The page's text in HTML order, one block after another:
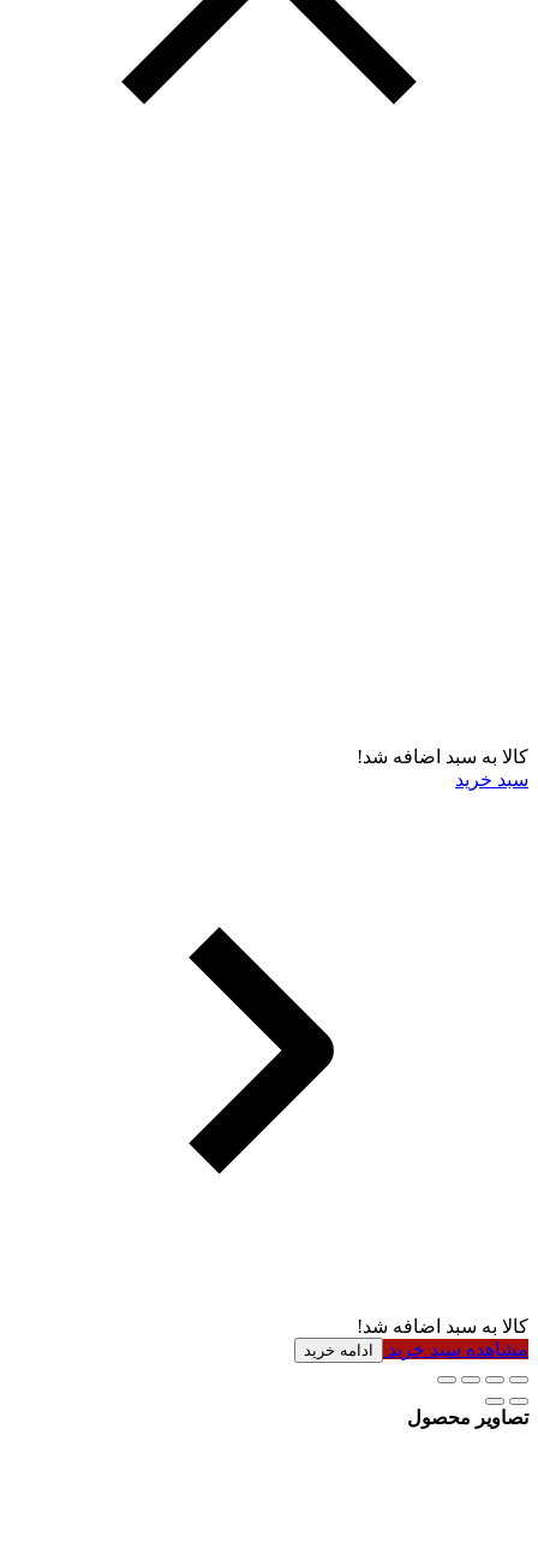
کالا به سبد اضافه شد!
سبد خرید
کالا به سبد اضافه شد!
مشاهده سبد خرید
ادامه خرید
تصاویر محصول